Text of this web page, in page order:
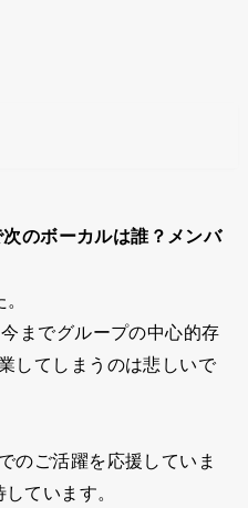
のボーカルは誰？メンバ
までグループの中心的存
してしまうのは悲しいで
のご活躍を応援していま
ています。